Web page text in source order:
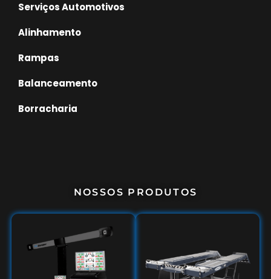
Serviços Automotivos
Alinhamento
Rampas
Balanceamento
Borracharia
NOSSOS PRODUTOS